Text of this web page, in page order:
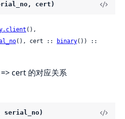
cert)
(), cert :: binary()) ::
cert 的对应关系
serial_no)